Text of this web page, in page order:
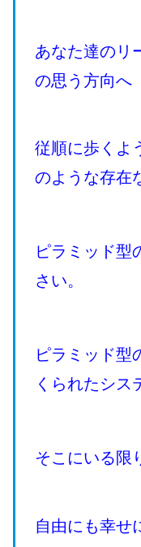
あなた達のリ
の思う方向へ
従順に歩くよ
のような存在
ピラミッド型
さい。
ピラミッド型
くられたシス
そこにいる限
自由にも幸せ